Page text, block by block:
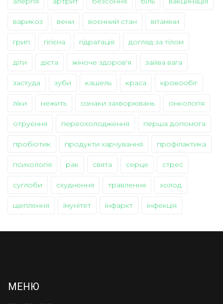
варикоз вени воєнний стан вітаміни
грип гігієна гідратація догляд за тілом
діти дієта жіноче здоров'я зайва вага
застуда зуби кашель краса кровообіг
ліки нежить ознаки захворювань онкологія
отруєння переохолодження перша допомога
пробіотик продукти харчування профілактика
психологія рак свята серце стрес
суглоби схуднення травлення холод
щеплення імунітет інфаркт інфекція
МЕНЮ